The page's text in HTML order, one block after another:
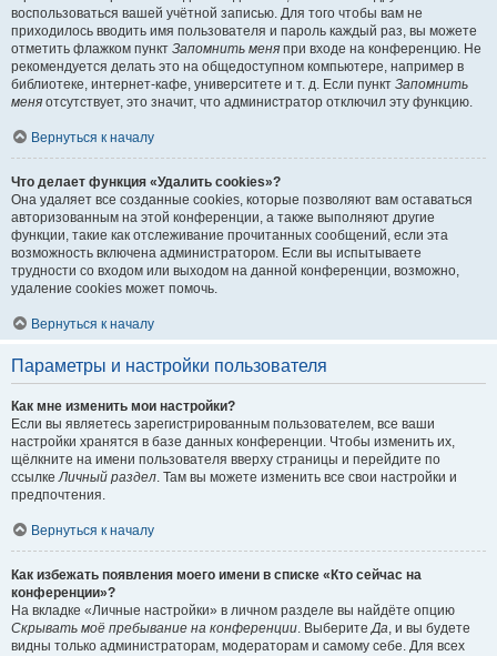
воспользоваться вашей учётной записью. Для того чтобы вам не
приходилось вводить имя пользователя и пароль каждый раз, вы можете
отметить флажком пункт Запомнить меня при входе на конференцию. Не
рекомендуется делать это на общедоступном компьютере, например в
библиотеке, интернет-кафе, университете и т. д. Если пункт Запомнить
меня отсутствует, это значит, что администратор отключил эту функцию.
Вернуться к началу
Что делает функция «Удалить cookies»?
Она удаляет все созданные cookies, которые позволяют вам оставаться
авторизованным на этой конференции, а также выполняют другие
функции, такие как отслеживание прочитанных сообщений, если эта
возможность включена администратором. Если вы испытываете
трудности со входом или выходом на данной конференции, возможно,
удаление cookies может помочь.
Вернуться к началу
Параметры и настройки пользователя
Как мне изменить мои настройки?
Если вы являетесь зарегистрированным пользователем, все ваши
настройки хранятся в базе данных конференции. Чтобы изменить их,
щёлкните на имени пользователя вверху страницы и перейдите по
ссылкеЛичный раздел. Там вы можете изменить все свои настройки и
предпочтения.
Вернуться к началу
Как избежать появления моего имени в списке «Кто сейчас на
конференции»?
На вкладке «Личные настройки» в личном разделе вы найдёте опцию
Скрывать моё пребывание на конференции. ВыберитеДа, и вы будете
видны только администраторам, модераторам и самому себе. Для всех